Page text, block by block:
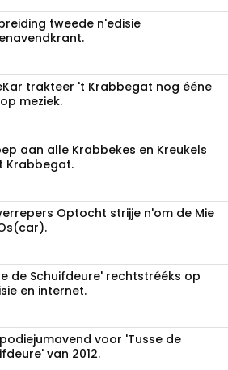
tweede n'edisie
trakteer 't Krabbegat nog ééne
meziek.
aan alle Krabbekes en Kreukels
Krabbegat.
Optocht strijje n'om de Mie
de Schuifdeure' rechtstrééks op
en internet.
voor 'Tusse de
van 2012.